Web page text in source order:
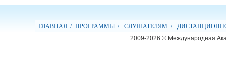
ГЛАВНАЯ / ПРОГРАММЫ / СЛУШАТЕЛЯМ /
2009-2026 © Международная